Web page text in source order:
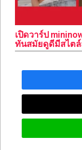
เปิดวาร์ป
ทันสมัยดูดีมีสไต